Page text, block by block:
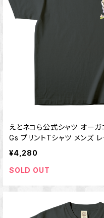
えとネコら公式シャツ オーガ
Gs プリントTシャツ メンズ
¥4,280
SOLD OUT